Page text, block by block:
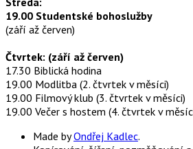
19.00 Studentské bohoslužby
(září až červen)
Čtvrtek: (září až červen)
17.30 Biblická hodina
19.00 Modlitba (2. čtvrtek v měsíci)
19.00 Filmový klub (3. čtvrtek v měsíci)
19.00 Večer s hostem (4. čtvrtek v
Made byOndřej Kadlec.